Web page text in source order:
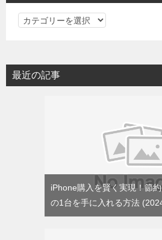
カ
リ
ー
最近の記事
iPhone購入を賢く実現！節
の1台を手に入れる方法